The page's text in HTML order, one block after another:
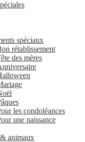
spéciaux
rétablissement
des mères
les condoléances
une naissance
animaux